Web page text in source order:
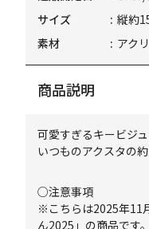
サイズ
縦約
素材
アク
商品説明
可愛すぎるキービジ
いつものアクスタの
○注意事項
※こちらは2025年11
ん2025」の商品です。